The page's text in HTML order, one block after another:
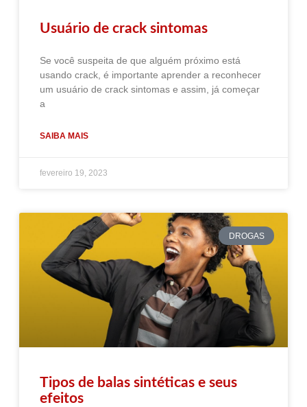
Usuário de crack sintomas
Se você suspeita de que alguém próximo está
usando crack, é importante aprender a reconhecer
um usuário de crack sintomas e assim, já começar
a
SAIBA MAIS
fevereiro 19, 2023
DROGAS
Tipos de balas sintéticas e seus
efeitos